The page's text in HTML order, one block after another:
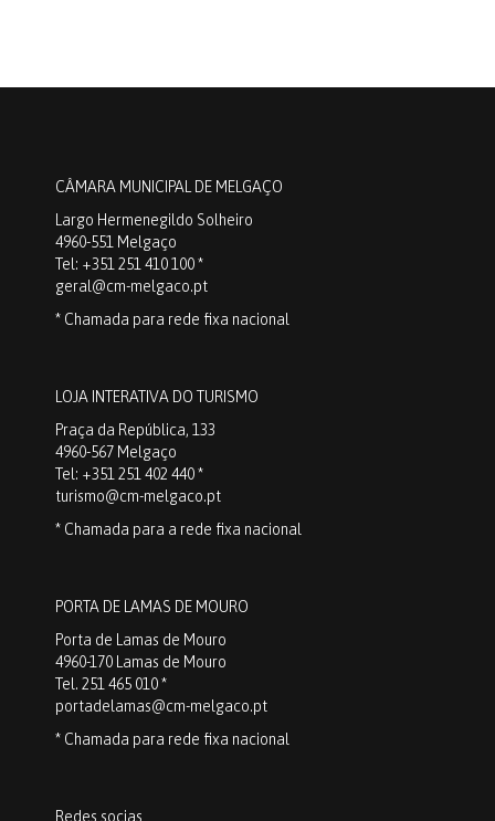
CÂMARA MUNICIPAL DE MELGAÇO
Largo Hermenegildo Solheiro
4960-551 Melgaço
Tel: +351 251 410 100 *
geral@cm-melgaco.pt
* Chamada para rede fixa nacional
LOJA INTERATIVA DO TURISMO
Praça da República, 133
4960-567 Melgaço
Tel: +351 251 402 440 *
turismo@cm-melgaco.pt
* Chamada para a rede fixa nacional
PORTA DE LAMAS DE MOURO
Porta de Lamas de Mouro
4960-170 Lamas de Mouro
Tel. 251 465 010 *
portadelamas@cm-melgaco.pt
* Chamada para rede fixa nacional
Redes socias